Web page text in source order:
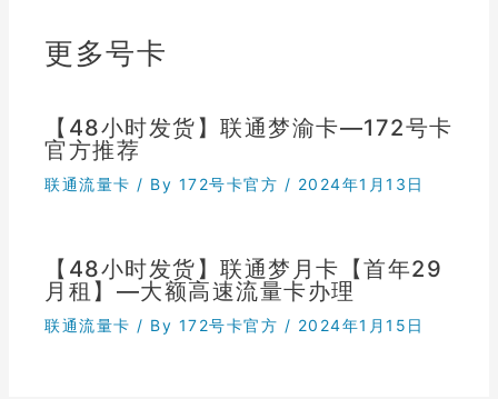
更多号卡
【48小时发货】联通梦渝卡—172号卡
官方推荐
联通流量卡 / By 172号卡官方 / 2024年1月13日
【48小时发货】联通梦月卡【首年29
月租】—大额高速流量卡办理
联通流量卡 / By 172号卡官方 / 2024年1月15日